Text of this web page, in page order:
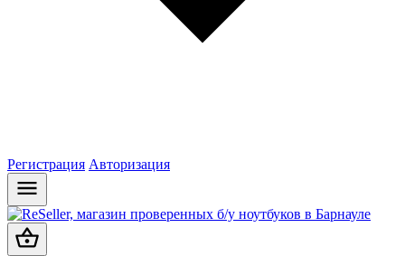
Регистрация Авторизация